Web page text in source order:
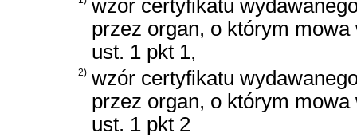
wzór certyfikatu
przez organ, o którym mowa
ust. 1 pkt 1,
2) wzór certyfikatu
przez organ, o którym mowa
ust. 1 pkt 2